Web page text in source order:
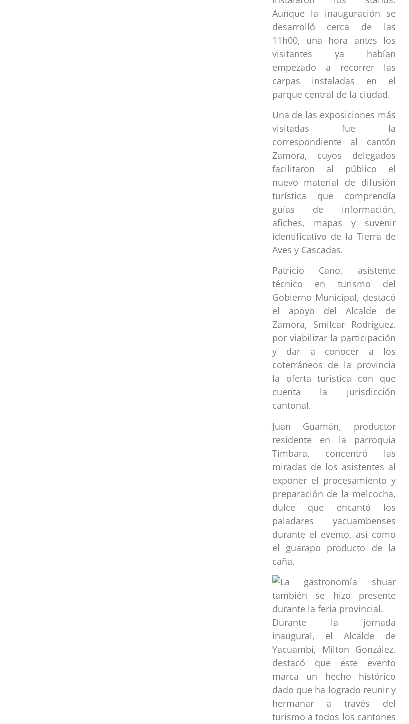
Aunque la inauguración se
desarrolló cerca de las
11h00, una hora antes los
visitantes ya habían
empezado a recorrer las
carpas instaladas en el
parque central de la ciudad.
Una de las exposiciones más
visitadas fue la
correspondiente al cantón
Zamora, cuyos delegados
facilitaron al público el
nuevo material de difusión
turística que comprendía
guías de información,
afiches, mapas y suvenir
identificativo de la Tierra de
Aves y Cascadas.
Patricio Cano, asistente
técnico en turismo del
Gobierno Municipal, destacó
el apoyo del Alcalde de
Zamora, Smilcar Rodríguez,
por viabilizar la participación
y dar a conocer a los
coterráneos de la provincia
la oferta turística con que
cuenta la jurisdicción
cantonal.
Juan Guamán, productor
residente en la parroquia
Timbara, concentró las
miradas de los asistentes al
exponer el procesamiento y
preparación de la melcocha,
dulce que encantó los
paladares yacuambenses
durante el evento, así como
el guarapo producto de la
caña.
Durante la jornada
inaugural, el Alcalde de
Yacuambi, Milton González,
destacó que este evento
marca un hecho histórico
dado que ha logrado reunir y
hermanar a través del
turismo a todos los cantones